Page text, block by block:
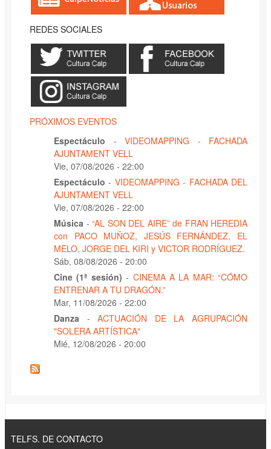
REDES SOCIALES
PRÓXIMOS EVENTOS
Espectáculo
- VIDEOMAPPING - FACHADA
AJUNTAMENT VELL
Vie, 07/08/2026 - 22:00
Espectáculo - VIDEOMAPPING - FACHADA DEL
AJUNTAMENT VELL
Vie, 07/08/2026 - 22:00
Música - “AL SON DEL AIRE” de FRAN HEREDIA
con PACO MUÑOZ, JESÚS FERNÁNDEZ, EL
MELO, JORGE DEL KIRI y VICTOR RODRÍGUEZ.
Sáb, 08/08/2026 - 20:00
Cine (1ª sesión) - CINEMA A LA MAR: “CÓMO
ENTRENAR A TU DRAGÓN.”
Mar, 11/08/2026 - 22:00
Danza
-ACTUACIÓN DE LA AGRUPACIÓN
"SOLERA ARTÍSTICA"
Mié, 12/08/2026 - 20:00
TELFS. DE CONTACTO